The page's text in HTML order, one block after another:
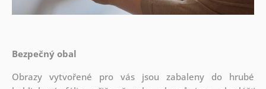
Bezpečný obal
Obrazy vytvořené pro vás jsou zabaleny do hrubé